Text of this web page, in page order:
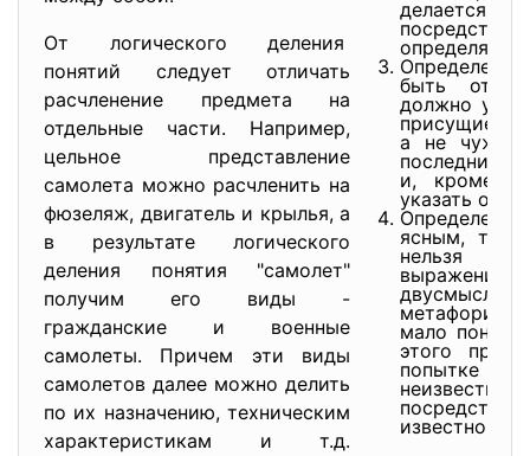
От логического деления
понятий следует отличать
расчленение предмета на
отдельные части. Например,
цельное представление
самолета можно расчленить на
фюзеляж, двигатель и крылья, а
в результате логического
деления понятия "самолет"
получим его виды -
гражданские и военные
самолеты. Причем эти виды
самолетов далее можно делить
по их назначению, техническим
характеристикам и т.д.
делается
посредством
быть
должно
присущие
а не
последние
и, кроме
указать
ясным, т. е.
нельзя
мало
этого
попытке
известного.